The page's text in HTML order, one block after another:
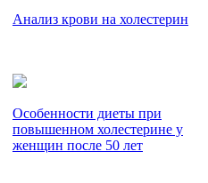
Анализ крови на холестерин
Особенности диеты при
повышенном холестерине у
женщин после 50 лет